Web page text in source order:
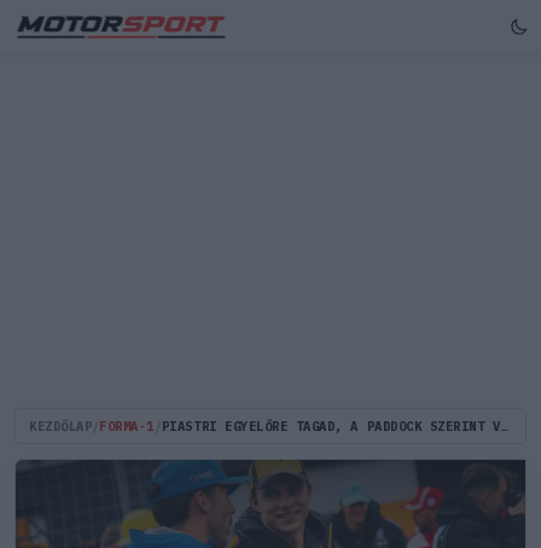
KEZDŐLAP FORMA-1 PIASTRI EGYELŐRE TAGAD, A PADDOCK SZERINT VISZONT NAGYON KÖZELEDIK A RED BULL VISSZAUTASÍTHATATLAN AJÁNLATA